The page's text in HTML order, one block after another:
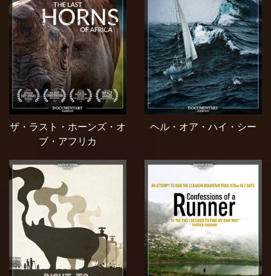
ザ・ラスト・ホーンズ・オ
ブ・アフリカ
ヘル・オア・ハイ・シー